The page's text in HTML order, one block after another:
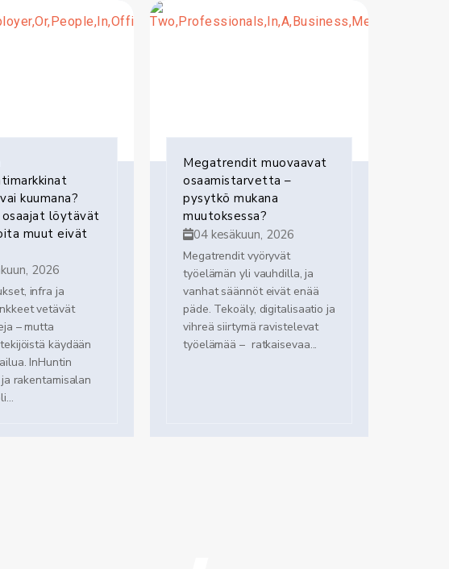
kuumana?
osaajat löytävät
muut eivät
2026
infra ja
vetävät
– mutta
käydään
InHuntin
rakentamisalan
Megatrendit muovaavat
osaamistarvetta –
pysytkö mukana
muutoksessa?
04 kesäkuun, 2026
Megatrendit vyöryvät
työelämän yli vauhdilla, ja
vanhat säännöt eivät enää
päde. Tekoäly, digitalisaatio ja
vihreä siirtymä ravistelevat
työelämää – ratkaisevaa...